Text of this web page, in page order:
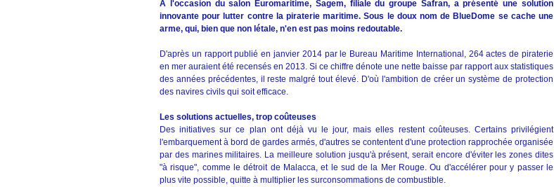
À l'occasion du salon Euromaritime, Sagem, filiale du groupe Safran, a présenté une solution
innovante pour lutter contre la piraterie maritime. Sous le doux nom de BlueDome se cache une
arme, qui, bien que non létale, n'en est pas moins redoutable.
D'après un rapport publié en janvier 2014 par le Bureau Maritime International, 264 actes de piraterie
en mer auraient été recensés en 2013. Si ce chiffre dénote une nette baisse par rapport aux statistiques
des années précédentes, il reste malgré tout élevé. D'où l'ambition de créer un système de protection
des navires civils qui soit efficace.
Les solutions actuelles, trop coûteuses
Des initiatives sur ce plan ont déjà vu le jour, mais elles restent coûteuses. Certains privilégient
l'embarquement à bord de gardes armés, d'autres se contentent d'une protection rapprochée organisée
par des marines militaires. La meilleure solution jusqu'à présent, serait encore d'éviter les zones dites
"à risque", comme le détroit de Malacca, et le sud de la Mer Rouge. Ou d'accélérer pour y passer le
plus vite possible, quitte à multiplier les surconsommations de combustible.